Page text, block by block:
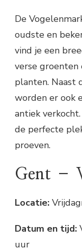
De
oudste en
vind je een
verse
planten. Naast
worden er ook
antiek
de perfecte
proeven.
Gent –
Locatie:
Datum en tijd:
uur